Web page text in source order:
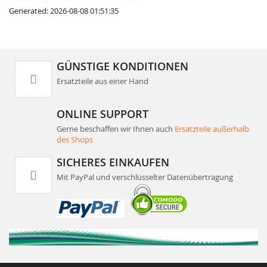
Generated: 2026-08-08 01:51:35
GÜNSTIGE KONDITIONEN
Ersatzteile aus einer Hand
ONLINE SUPPORT
Gerne beschaffen wir Ihnen auch Ersatzteile außerhalb
des Shops
SICHERES EINKAUFEN
Mit PayPal und verschlüsselter Datenübertragung